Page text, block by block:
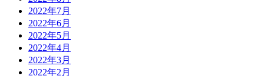
2022年7月
2022年6月
2022年5月
2022年4月
2022年3月
2022年2月